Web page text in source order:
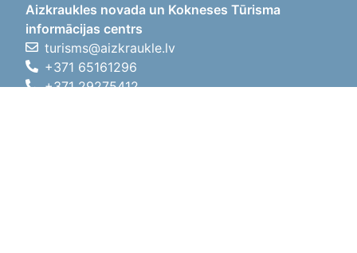
Aizkraukles novada un Kokneses Tūrisma
informācijas centrs
turisms@aizkraukle.lv
+371 65161296
+371 29275412